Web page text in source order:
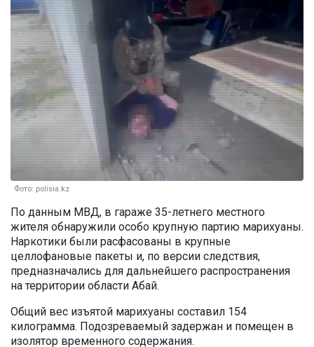
Фото: polisia.kz
По данным МВД, в гараже 35-летнего местного
жителя обнаружили особо крупную партию марихуаны.
Наркотики были расфасованы в крупные
целлофановые пакеты и, по версии следствия,
предназначались для дальнейшего распространения
на территории области Абай.
Общий вес изъятой марихуаны составил 154
килограмма. Подозреваемый задержан и помещен в
изолятор временного содержания.